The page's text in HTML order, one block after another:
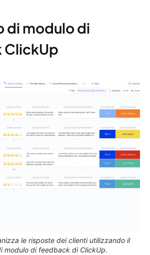
di modulo di
le risposte dei clienti utilizzando il
modulo di feedback di ClickUp.